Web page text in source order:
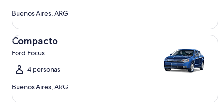
Buenos Aires, ARG
Compacto
Ford Focus
4 personas
Buenos Aires, ARG
Compacto Ford Focus